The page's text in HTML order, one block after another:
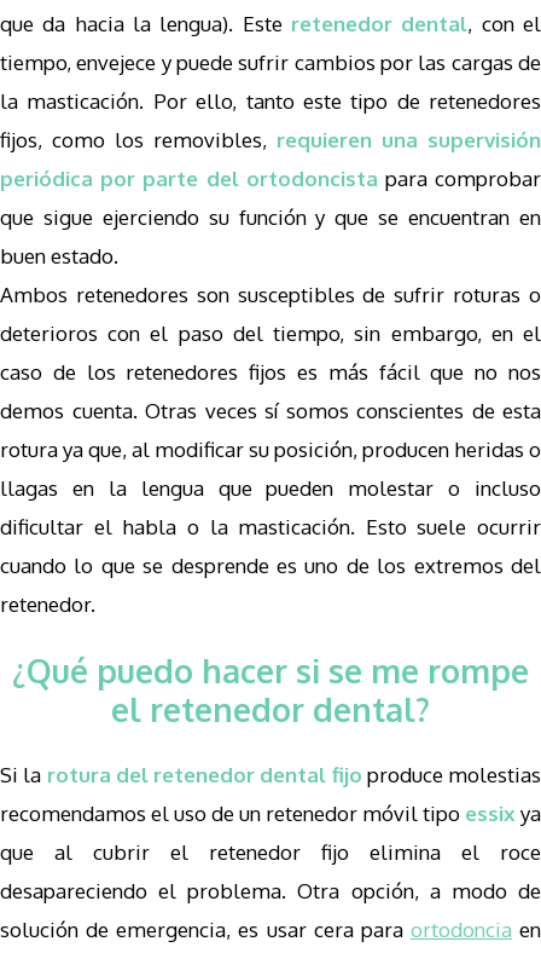
que da hacia la lengua). Este retenedor dental, con el
tiempo, envejece y puede sufrir cambios por las cargas de
la masticación. Por ello, tanto este tipo de retenedores
fijos, como los removibles, requieren una supervisión
periódica por parte del ortodoncista para comprobar
que sigue ejerciendo su función y que se encuentran en
buen estado.
Ambos retenedores son susceptibles de sufrir roturas o
deterioros con el paso del tiempo, sin embargo, en el
caso de los retenedores fijos es más fácil que no nos
demos cuenta. Otras veces sí somos conscientes de esta
rotura ya que, al modificar su posición, producen heridas o
llagas en la lengua que pueden molestar o incluso
dificultar el habla o la masticación. Esto suele ocurrir
cuando lo que se desprende es uno de los extremos del
retenedor.
¿Qué puedo hacer si se me rompe
el retenedor dental?
Si la rotura del retenedor dental fijo produce molestias
recomendamos el uso de un retenedor móvil tipo essix ya
que al cubrir el retenedor fijo elimina el roce
desapareciendo el problema. Otra opción, a modo de
solución de emergencia, es usar cera para ortodoncia en